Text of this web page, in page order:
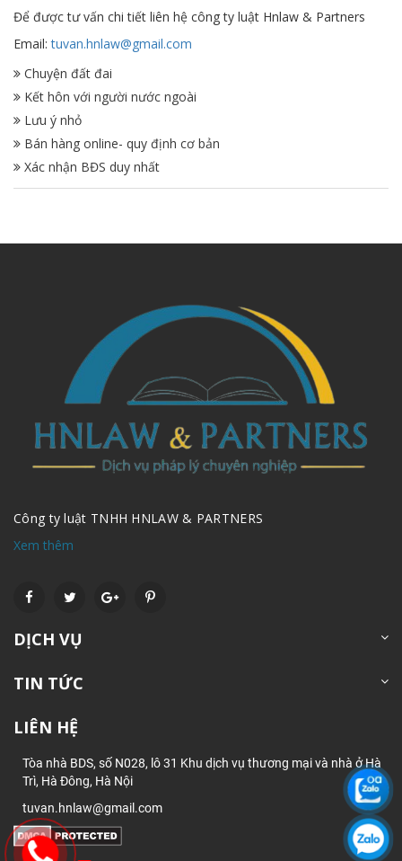
Để được tư vấn chi tiết liên hệ công ty luật Hnlaw & Partners
Email:tuvan.hnlaw@gmail.com
Chuyện đất đai
Kết hôn với người nước ngoài
Lưu ý nhỏ
Bán hàng online- quy định cơ bản
Xác nhận BĐS duy nhất
Công ty luật TNHH HNLAW & PARTNERS
Xem thêm
DỊCH VỤ
TIN TỨC
LIÊN HỆ
Tòa nhà BDS, số N028, lô 31 Khu dịch vụ thương mại và nhà ở Hà
Trì, Hà Đông, Hà Nội
tuvan.hnlaw@gmail.com